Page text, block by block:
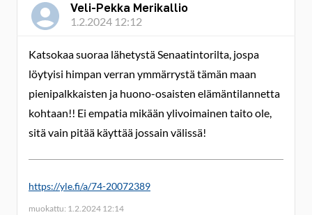
Veli-Pekka Merikallio
1.2.2024 12:12
Katsokaa suoraa lähetystä Senaatintorilta, jospa
löytyisi himpan verran ymmärrystä tämän maan
pienipalkkaisten ja huono-osaisten elämäntilannetta
kohtaan!! Ei empatia mikään ylivoimainen taito ole,
sitä vain pitää käyttää jossain välissä!
https://yle.fi/a/74-20072389
muokattu: 1.2.2024 12:14